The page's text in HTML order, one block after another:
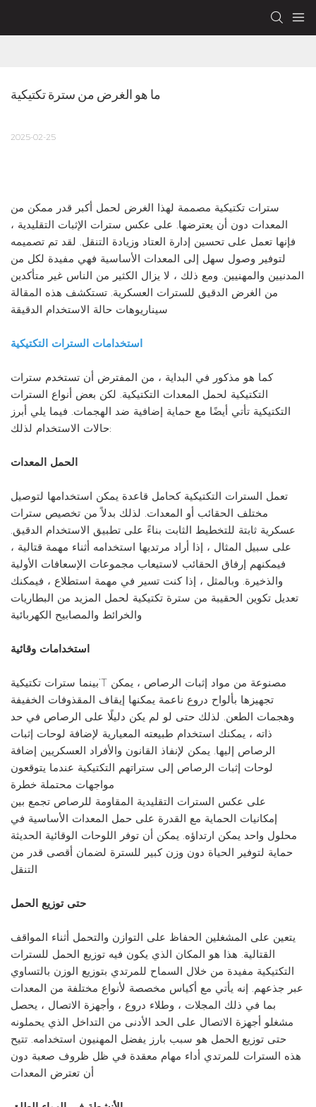
ما هو الغرض من سترة تكتيكية
2025-02-25
سترات تكتيكية مصممة لهذا الغرض لحمل أكبر قدر ممكن من
المعدات دون أن يعترضها. على عكس سترات الإثبات التقليدية ،
فإنها تعمل على تحسين إدارة العتاد وزيادة التنقل. لقد تم تصميمه
لتوفير وصول سهل إلى المعدات الأساسية فهي مفيدة لكل من
المدنيين والمهنيين. ومع ذلك ، لا يزال الكثير من الناس غير متأكدين
من الغرض الدقيق للسترات العسكرية. تستكشف هذه المقالة
استخدامات السترات التكتيكية
كما هو مذكور في البداية ، من المفترض أن تستخدم سترات
التكتيكية لحمل المعدات التكتيكية. لكن بعض أنواع السترات
التكتيكية تأتي أيضًا مع حماية إضافية ضد الهجمات. فيما يلي أبرز
حالات الاستخدام لذلك:
الحمل المعدات
تعمل السترات التكتيكية كحامل قاعدة يمكن استخدامها لتوصيل
مختلف الحقائب أو المعدات. لذلك بدلاً من تخصيص سترات
عسكرية ثابتة للتخطيط الثابت بناءً على تطبيق الاستخدام الدقيق.
على سبيل المثال ، إذا أراد مرتديها استخدامه أثناء مهمة قتالية ،
فيمكنهم إرفاق الحقائب لاستيعاب مجموعات الإسعافات الأولية
والذخيرة. وبالمثل ، إذا كنت تسير في مهمة استطلاع ، فيمكنك
تعديل تكوين الحقيبة من سترة تكتيكية لحمل المزيد من البطاريات
استخدامات وقائية
بينما سترات تكتيكية’T مصنوعة من مواد إثبات الرصاص ، يمكن
تجهيزها بألواح دروع ناعمة يمكنها إيقاف المقذوفات الخفيفة
وهجمات الطعن. لذلك حتى لو لم يكن دليلًا على الرصاص في حد
ذاته ، يمكنك استخدام طبيعته المعيارية لإضافة لوحات إثبات
الرصاص إليها. يمكن لإنفاذ القانون والأفراد العسكريين إضافة
لوحات إثبات الرصاص إلى ستراتهم التكتيكية عندما يتوقعون
على عكس السترات التقليدية المقاومة للرصاص تجمع بين
إمكانيات الحماية مع القدرة على حمل المعدات الأساسية في
محلول واحد يمكن ارتداؤه. يمكن أن توفر اللوحات الوقائية الحديثة
حماية لتوفير الحياة دون وزن كبير للسترة لضمان أقصى قدر من
حتى توزيع الحمل
يتعين على المشغلين الحفاظ على التوازن والتحمل أثناء المواقف
القتالية. هذا هو المكان الذي يكون فيه توزيع الحمل للسترات
التكتيكية مفيدة من خلال السماح للمرتدي بتوزيع الوزن بالتساوي
عبر جذعهم. إنه يأتي مع أكياس مخصصة لأنواع مختلفة من المعدات
بما في ذلك المجلات ، وطلاء دروع ، وأجهزة الاتصال ، يحصل
حتى توزيع الحمل هو سبب بارز يفضل المهنيون استخدامه. تتيح
هذه السترات للمرتدي أداء مهام معقدة في ظل ظروف صعبة دون